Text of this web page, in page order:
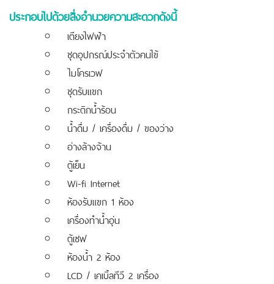
ประกอบไปด้วยสิ่งอำนวยความสะดวกดังนี้
เตียงไฟฟ้า
ชุดอุปกรณ์ประจำตัวคนไข้
ไมโครเวฟ
ชุดรับแขก
กระติกน้ำร้อน
น้ำดื่ม / เครื่องดื่ม / ของว่าง
อ่างล้างจ้าน
ตู้เย็น
Wi-fi Internet
ห้องรับแขก 1 ห้อง
เครื่องทำน้ำอุ่น
ตู้เซฟ
ห้องน้ำ 2 ห้อง
LCD / เคเบิ้ลทีวี 2 เครื่อง